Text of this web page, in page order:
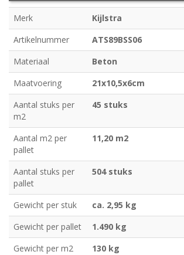
Merk
Kijlstra
Artikelnummer
ATS89BSS06
Materiaal
Beton
Maatvoering
21x10,5x6cm
Aantal stuks per
m2
45 stuks
Aantal m2 per
pallet
11,20 m2
Aantal stuks per
pallet
504 stuks
Gewicht per stuk
ca. 2,95 kg
Gewicht per pallet
1.490 kg
Gewicht per m2
130 kg